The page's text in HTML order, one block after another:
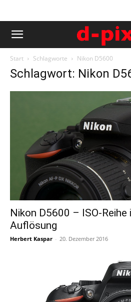
Start Schlagworte Nikon D5600
Schlagwort: Nikon
Nikon D5600 – ISO-Reihe
Auflösung
Herbert Kaspar - 20. Dezember 2016